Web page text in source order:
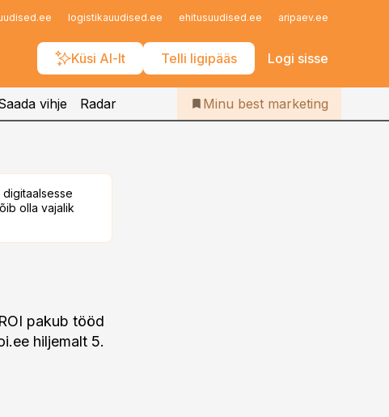
logistikauudised.ee ehitusuudised.ee aripaev.ee
Küsi AI-lt Telli ligipääs Logi sisse
Iseteenindus
Telli Bestmarketing
vihje Radar Minu best marketing
olla vajalik
pakub tööd
hiljemalt 5.